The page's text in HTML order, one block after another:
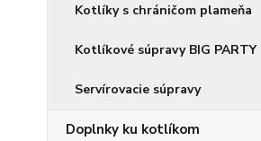
Kotlíky s chráničom plameňa
Kotlíkové súpravy BIG PARTY
Servírovacie súpravy
Doplnky ku kotlíkom